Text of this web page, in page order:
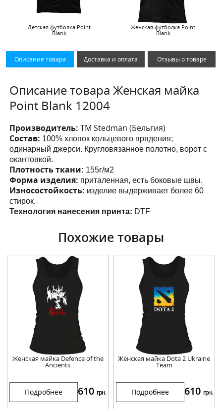
Детская футболка Point
Blank
Женская футболка Point
Blank
Описание товара Доставка и оплата Отзывы о товаре
Описание товара Женская майка
Point Blank 12004
Производитель:ТМ Stedman (Бельгия)
Состав: 100% хлопок кольцевого прядения;
одинарный джерси. Кругловязанное полотно, ворот с
окантовкой.
Плотность ткани: 155г/м2
Форма изделия: приталенная, есть боковые швы.
Износостойкость: изделие выдерживает более 60
стирок.
Технология нанесения принта: DTF
Похожие товары
Женская майка Defence of the
Ancients
Подробнее 610 грн.
Женская майка Dota 2 Ukraine
Team
Подробнее 610 грн.